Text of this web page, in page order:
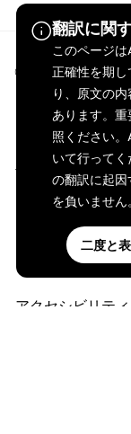
翻訳に関
このページは
正確性を期
り、原文の
あります。
照ください
いて行って
の翻訳に起
を負いません。
二度と
©2026 dsm-
プライバシーポ
利用規約
ご利用条件
カリフォルニア
アクセシビリテ